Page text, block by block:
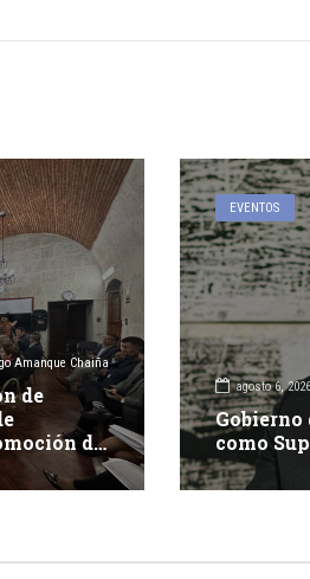
Amanque Chaiña
de
de
EVENTOS
agosto 6, 2026
como